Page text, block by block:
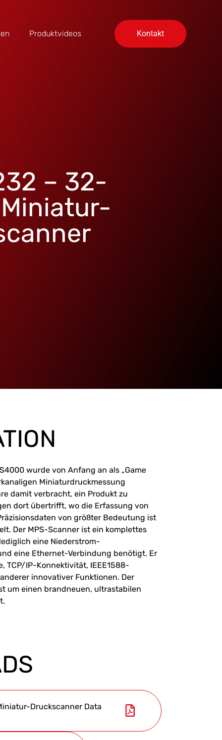
Produktvideos Kontakt
– 32-
wurde von Anfang an als „Game
Miniaturdruckmessung
damit verbracht, ein Produkt zu
dort übertrifft, wo die Erfassung von
von größter Bedeutung ist
Der MPS-Scanner ist ein komplettes
eine Niederstrom-
eine Ethernet-Verbindung benötigt. Er
TCP/IP-Konnektivität, IEEE1588-
innovativer Funktionen. Der
um einen brandneuen, ultrastabilen
Druckscanner Data